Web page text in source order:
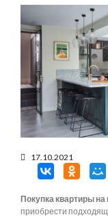
17.10.2021
Покупка квартиры
приобрести